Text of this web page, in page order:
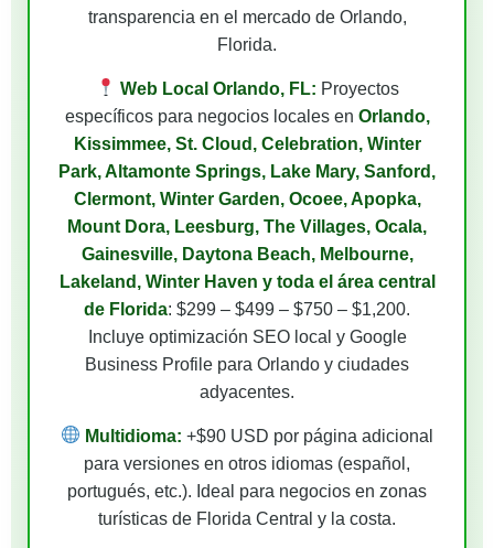
transparencia en el mercado de Orlando,
Florida.
Web Local Orlando, FL: Proyectos
específicos para negocios locales en Orlando,
Kissimmee, St. Cloud, Celebration, Winter
Park, Altamonte Springs, Lake Mary, Sanford,
Clermont, Winter Garden, Ocoee, Apopka,
Mount Dora, Leesburg, The Villages, Ocala,
Gainesville, Daytona Beach, Melbourne,
Lakeland, Winter Haven y toda el área central
de Florida: $299 – $499 – $750 – $1,200.
Incluye optimización SEO local y Google
Business Profile para Orlando y ciudades
adyacentes.
Multidioma: +$90 USD por página adicional
para versiones en otros idiomas (español,
portugués, etc.). Ideal para negocios en zonas
turísticas de Florida Central y la costa.